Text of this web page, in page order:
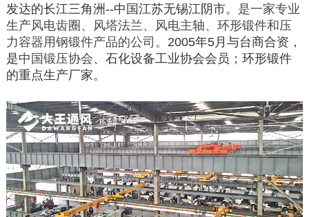
发达的长江三角洲--中国江苏无锡江阴市。 是一家专业
生产风电齿圈、风塔法兰、风电主轴、环形锻件和压
力容器用钢锻件产品的公司。 2005年5月与台商合资，
是中国锻压协会、石化设备工业协会会员；环形锻件
的重点生产厂家。